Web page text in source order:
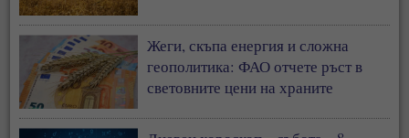
Жеги, скъпа енергия и сложна
геополитика: ФАО отчете ръст в
световните цени на храните